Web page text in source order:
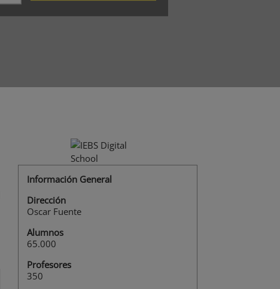
Información General
Dirección
Oscar Fuente
Alumnos
65.000
Profesores
350